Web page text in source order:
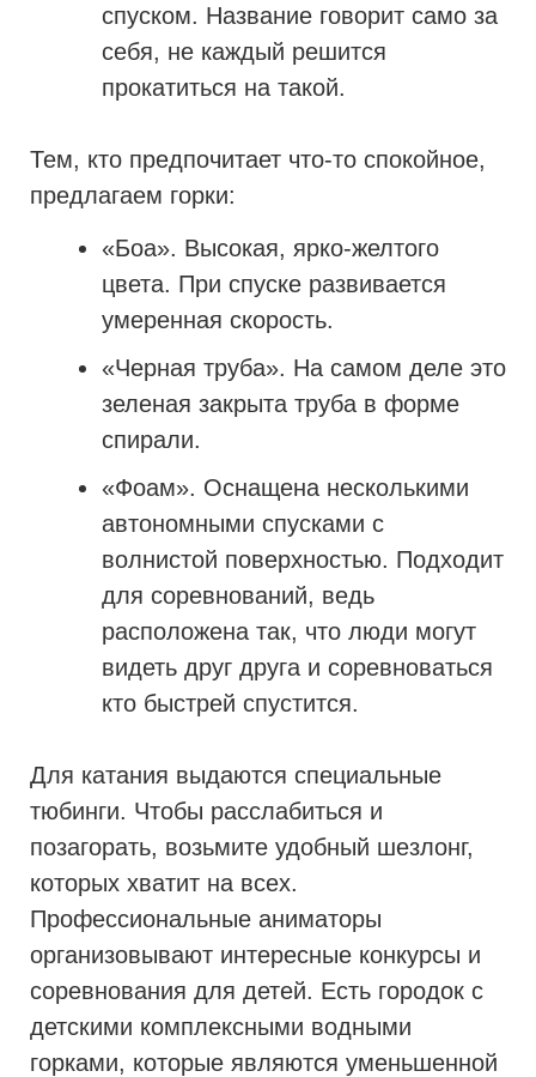
спуском. Название говорит само за
себя, не каждый решится
прокатиться на такой.
Тем, кто предпочитает что-то спокойное,
предлагаем горки:
«Боа». Высокая, ярко-желтого
цвета. При спуске развивается
умеренная скорость.
«Черная труба». На самом деле это
зеленая закрыта труба в форме
спирали.
«Фоам». Оснащена несколькими
автономными спусками с
волнистой поверхностью. Подходит
для соревнований, ведь
расположена так, что люди могут
видеть друг друга и соревноваться
кто быстрей спустится.
Для катания выдаются специальные
тюбинги. Чтобы расслабиться и
позагорать, возьмите удобный шезлонг,
которых хватит на всех.
Профессиональные аниматоры
организовывают интересные конкурсы и
соревнования для детей. Есть городок с
детскими комплексными водными
горками, которые являются уменьшенной